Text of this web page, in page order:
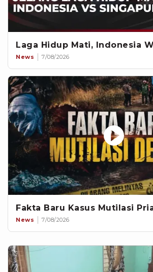
Laga Hidup Mati, Indonesia
News 7/08/2026
Fakta Baru Kasus Mutilasi
News 7/08/2026